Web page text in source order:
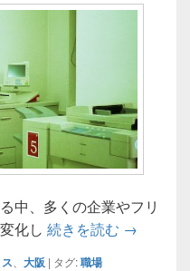
中、多くの企業やフリ
化し 続きを読む 大阪にお
→
大阪 | タグ:職場